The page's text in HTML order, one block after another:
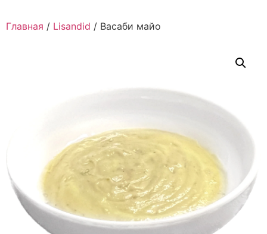
Главная / Lisandid / Васаби майо